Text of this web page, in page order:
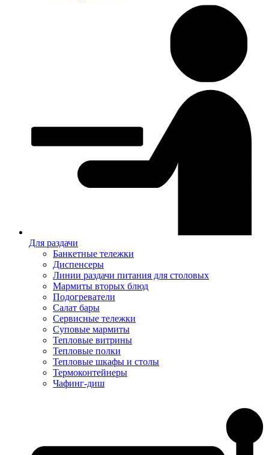
Для раздачи
Банкетные тележки
Диспенсеры
Линии раздачи питания для столовых
Мармиты вторых блюд
Подогреватели
Салат бары
Сервисные тележки
Суповые мармиты
Тепловые витрины
Тепловые полки
Тепловые шкафы и столы
Термоконтейнеры
Чафинг-диш